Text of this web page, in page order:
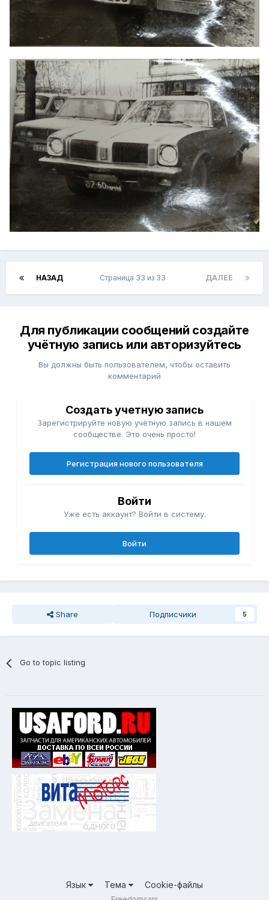
НАЗАД ДАЛЕЕ
Страница 33 из 33
Для публикации сообщений создайте
учётную запись или авторизуйтесь
Вы должны быть пользователем, чтобы оставить
комментарий
Создать учетную запись
Зарегистрируйте новую учётную запись в нашем
сообществе. Это очень просто!
Регистрация нового пользователя
Войти
Уже есть аккаунт? Войти в систему.
Войти
Share Подписчики 5
Go to topic listing
Язык Тема Cookie-файлы